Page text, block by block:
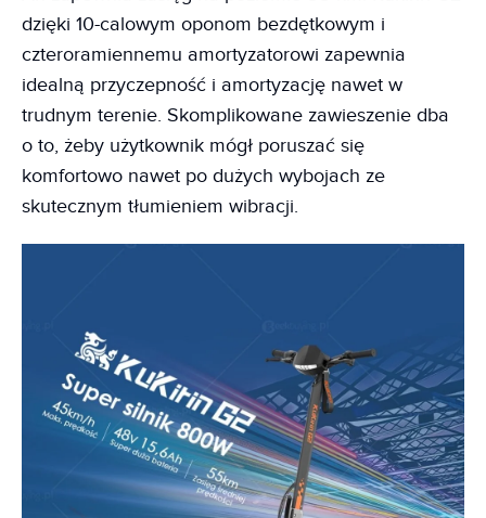
dzięki 10-calowym oponom bezdętkowym i
czteroramiennemu amortyzatorowi zapewnia
idealną przyczepność i amortyzację nawet w
trudnym terenie. Skomplikowane zawieszenie dba
o to, żeby użytkownik mógł poruszać się
komfortowo nawet po dużych wybojach ze
skutecznym tłumieniem wibracji.